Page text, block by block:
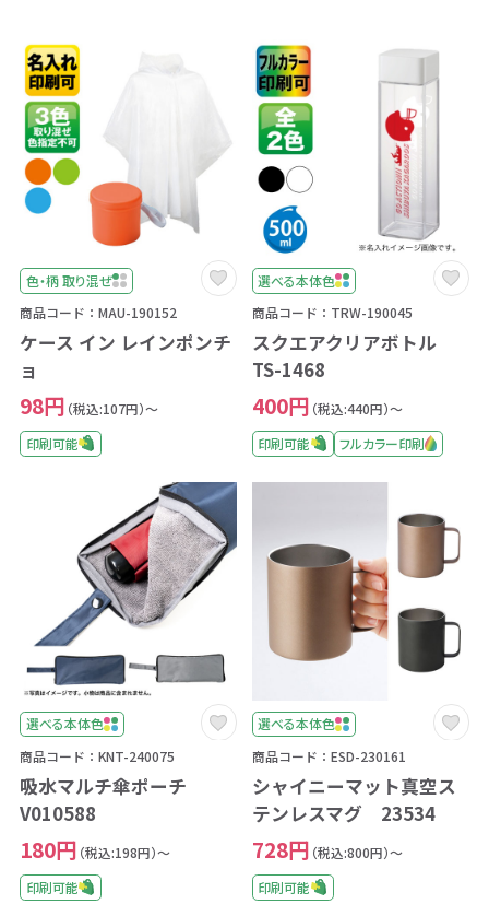
色・柄 取り混ぜ
商品コード：MAU-190152
ケース イン レインポンチ
ョ
98円 （税込:107円）～
印刷可能
選べる本体色
商品コード：TRW-190045
スクエアクリアボトル
TS-1468
400円 （税込:440円）～
印刷可能
フルカラー印刷
選べる本体色
商品コード：KNT-240075
吸水マルチ傘ポーチ
V010588
180円 （税込:198円）～
印刷可能
選べる本体色
商品コード：ESD-230161
シャイニーマット真空ス
テンレスマグ 23534
728円 （税込:800円）～
印刷可能